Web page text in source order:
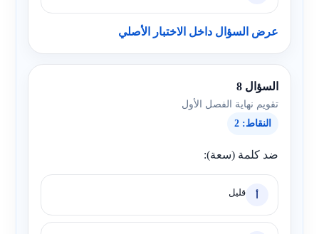
عرض السؤال داخل الاختبار الأصلي
السؤال 8
تقويم نهاية الفصل الأول
النقاط: 2
ضد كلمة (سعة):
أ قليل